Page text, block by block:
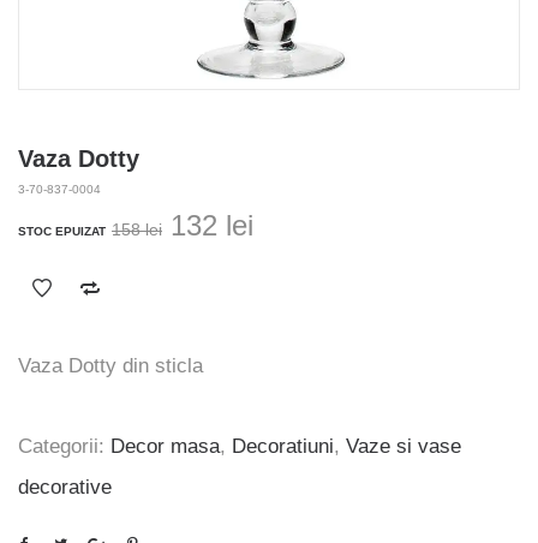
Vaza Dotty
3-70-837-0004
STOC EPUIZAT 158lei Prețul
132 lei
Vaza Dotty din sticla
Categorii: Decor masa, Decoratiuni, Vaze si vase
decorative